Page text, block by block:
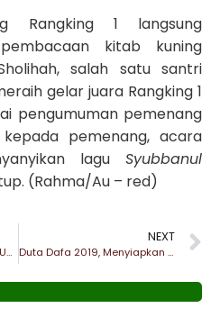
Rangking 1 langsung
kitab kuning
salah satu santri
gelar juara Rangking 1
pengumuman pemenang
pemenang, acara
lagu Syubbanul
(Rahma/Au – red)
Studi Banding Mahasantri, Ungkap Peran Pesantren Hadapi Problematika Masyarakat
NEXT
Duta Dafa 2019, Menyiapkan Santri Merespon Zaman